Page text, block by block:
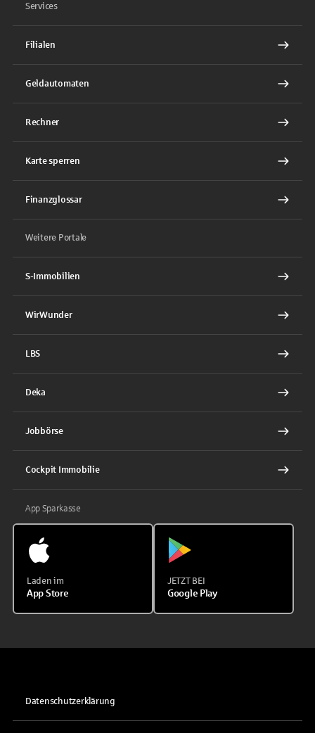
Services
Filialen
Geldautomaten
Rechner
Karte sperren
Finanzglossar
Weitere Portale
S-Immobilien
WirWunder
LBS
Deka
Jobbörse
Cockpit Immobilie
App Sparkasse
Laden im
App Store
JETZT BEI
Google Play
Datenschutzerklärung